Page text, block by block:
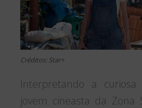
Créditos: Star+
Interpretando a curiosa
jovem cineasta da Zona